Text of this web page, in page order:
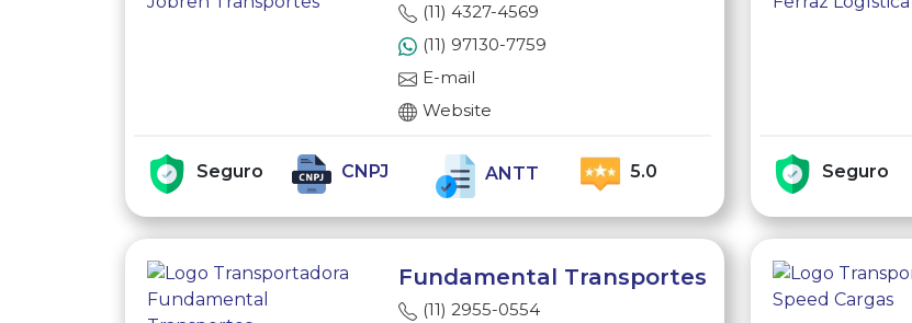
(11) 4327-4569
(11) 97130-7759
E-mail
Website
Seguro CNPJ ANTT 5.0 Seguro
Fundamental Transportes
(11) 2955-0554